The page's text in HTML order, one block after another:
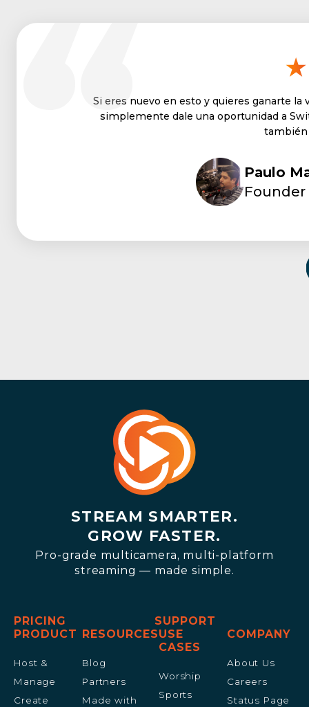
Si eres nuevo en esto y quieres ganarte
simplemente dale una oportunidad a
también
Paulo
STREAM SMARTER.
GROW FASTER.
Pro-grade multicamera, multi-platform
streaming — made simple.
PRICING
SUPPORT
PRODUCT
Host &
Manage
Create
RESOURCES
Blog
Partners
Made with
USE
CASES
Worship
Sports
COMPANY
About Us
Careers
Status Page